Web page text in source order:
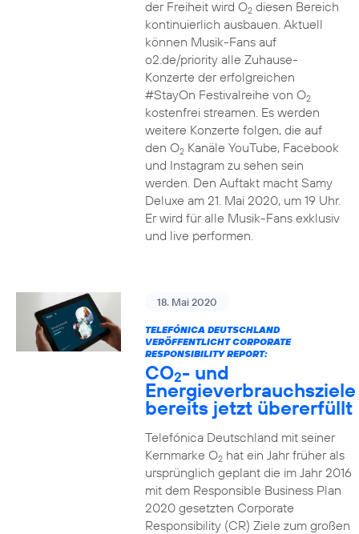
der Freiheit wird O2diesen Bereich
kontinuierlich ausbauen. Aktuell
können Musik-Fans auf
o2.de/priority alle Zuhause-
Konzerte der erfolgreichen
#StayOn Festivalreihe von O2
kostenfrei streamen. Es werden
weitere Konzerte folgen, die auf
den O2Kanäle YouTube, Facebook
und Instagram zu sehen sein
werden. Den Auftakt macht Samy
Deluxe am 21. Mai 2020, um 19 Uhr.
Er wird für alle Musik-Fans exklusiv
und live performen.
18. Mai 2020
TELEFÓNICA DEUTSCHLAND
VERÖFFENTLICHT CORPORATE
RESPONSIBILITY REPORT:
CO2- und
Energieverbrauchsziele
bereits jetzt übererfüllt
Telefónica Deutschland mit seiner
Kernmarke O2hat ein Jahr früher als
ursprünglich geplant die im Jahr 2016
mit dem Responsible Business Plan
2020 gesetzten Corporate
Responsibility (CR) Ziele zum großen